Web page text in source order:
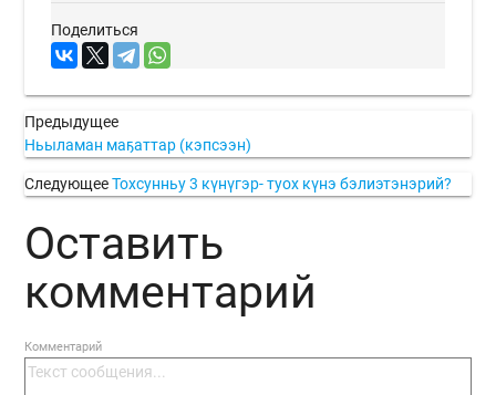
Поделиться
Предыдущее
Ньыламан маҕаттар (кэпсээн)
Следующее Тохсунньу 3 күнүгэр- туох күнэ бэлиэтэнэрий?
Оставить
комментарий
Комментарий